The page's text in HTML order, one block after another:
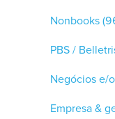
Nonbooks
Negócios e/
Empresa &